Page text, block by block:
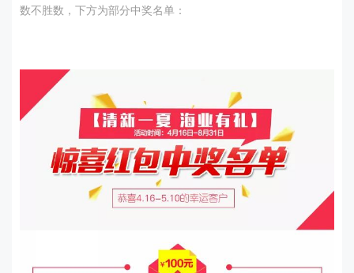
数不胜数，下方为部分中奖名单：